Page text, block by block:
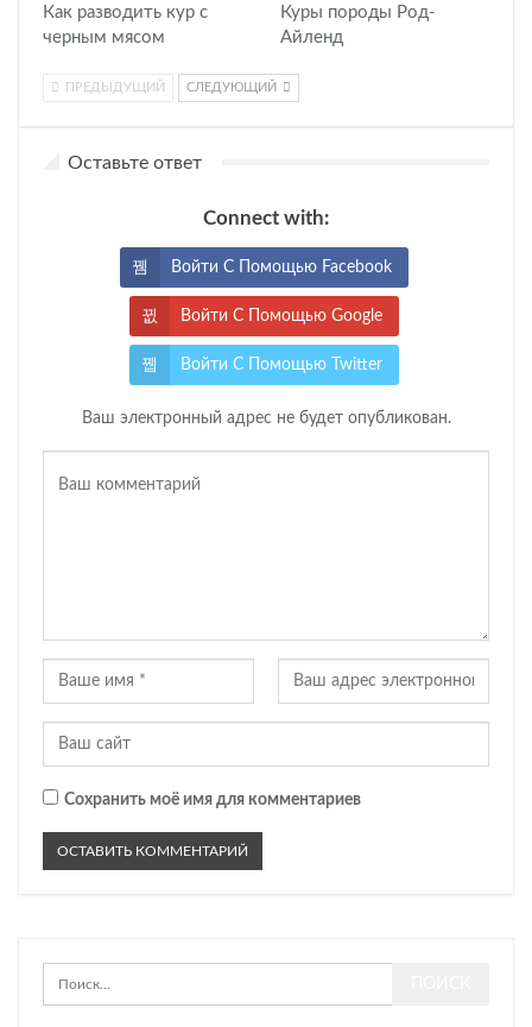
Как разводить кур с
черным мясом
Куры породы Род-
Айленд
ПРЕДЫДУЩИЙ СЛЕДУЮЩИЙ
Оставьте ответ
Connect with:
Войти С Помощью Facebook
Войти С Помощью Google
Войти С Помощью Twitter
Ваш электронный адрес не будет опубликован.
Сохранить моё имя для комментариев